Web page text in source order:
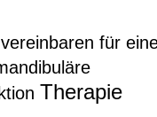
für
Therapie